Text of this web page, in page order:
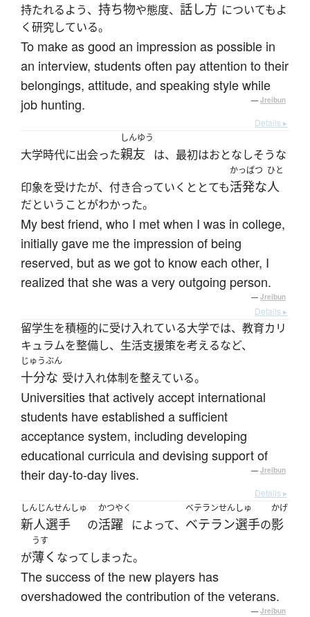
持たれるよう、 持ち物や態度、 話し方 についてもよ
く研究している。
To make as good an impression as possible in
an interview, students often pay attention to their
belongings, attitude, and speaking style while
job hunting.
— Jreibun
Details ▸
大学時代に出会った
しんゆう
親友 は、最初はおとなしそうな
印象を受けたが、付き合っていくととても
かっぱつ
活発な
ひと
人
だということがわかった。
My best friend, who I met when I was in college,
initially gave me the impression of being
reserved, but as we got to know each other, I
realized that she was a very outgoing person.
— Jreibun
Details ▸
留学生を積極的に受け入れている大学では、教育カリ
キュラムを整備し、生活支援策を考えるなど、
じゅうぶん
十分な 受け入れ体制を整えている。
Universities that actively accept international
students have established a sufficient
acceptance system, including developing
educational curricula and devising support of
their day-to-day lives.
— Jreibun
Details ▸
しんじんせんしゅ
新人選手 の
かつやく
活躍 によって、
ベテランせんしゅ
ベテラン選手の
かげ
影
が
うす
薄く なってしまった。
The success of the new players has
overshadowed the contribution of the veterans.
— Jreibun